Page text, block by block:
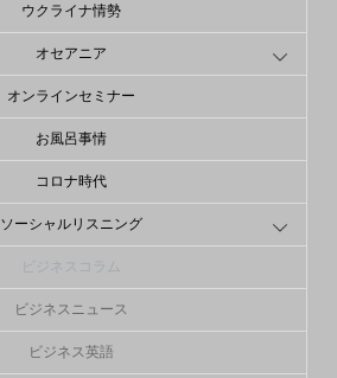
ウクライナ情勢
オセアニア
オンラインセミナー
お風呂事情
コロナ時代
ソーシャルリスニング
ビジネスコラム
ビジネスニュース
ビジネス英語